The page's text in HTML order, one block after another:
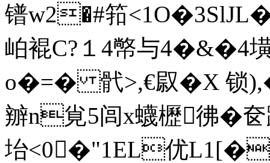
镨w2�#筘
岶裩C?１4幤与4�&�4
o�=� 骮>,€叞�X 锁
辧n覍5闾x蠛櫪彿�
坮<0�"1EL优L1[�